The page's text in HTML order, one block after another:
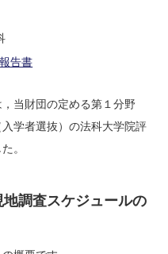
告書
当財団の定める第１分野
学者選抜）の法科大学院評
。
調査スケジュールの